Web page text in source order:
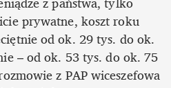
prywatne, koszt roku
od ok. 29 tys. do ok.
– od ok. 53 tys. do ok. 75
z PAP wiceszefowa